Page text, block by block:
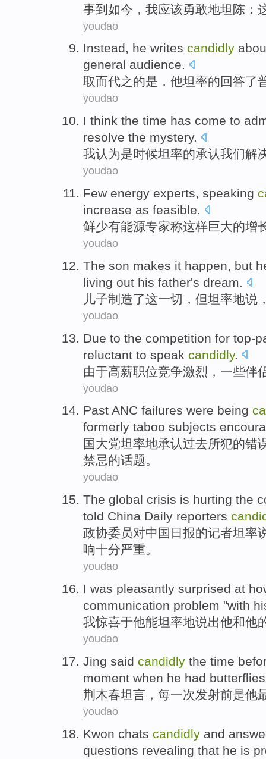
事到 如今 ， 我应该勇敢地坦陈 ：
youdao
Instead, he writes candidly
general audience.
取而代之的是， 他坦率的回答了
youdao
I think the time has come to
resolve the mystery.
我认为是时候坦率的承认我们解
youdao
Few energy experts, speaking
increase as feasible.
鲜少有能源专家称这样巨大的增
youdao
The son makes it happen, but
living out his father's dream.
儿子制造了这一切 ， 但坦率地说
youdao
Due to the competition for top-
reluctant to speak candidly.
由于高薪职位竞争激烈， 一些伴
youdao
Past ANC failures were being
formerly taboo subjects
国大党坦率地承认过去所犯的错
禁忌的话题。
youdao
The global crisis is hurting the
told China Daily reporters
政协委员对中国 日报的记者坦率
响十分严重。
youdao
I was pleasantly surprised at
communication problem "with
我惊喜于他能坦率地说出他和他
youdao
Jing said candidly the time
moment when he had
荆木春坦言， 每一次发射前是他
youdao
Kwon chats candidly and
questions revealing that he is